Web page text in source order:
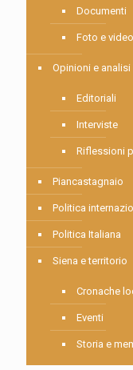
Documenti
Foto e video
Opinioni e analisi
Editoriali
Interviste
Riflessioni
Piancastagnaio
Politica
Politica Italiana
Siena e territorio
Cronache
Eventi
Storia e